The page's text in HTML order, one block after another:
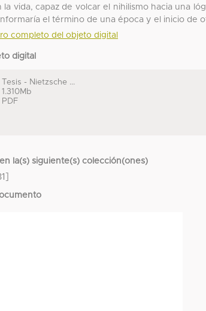
vida, capaz de volcar el nihilismo hacia una
el término de una época y el inicio de
completo del objeto digital
digital
Tesis - Nietzsche ...
1.310Mb
PDF
la(s) siguiente(s) colección(ones)